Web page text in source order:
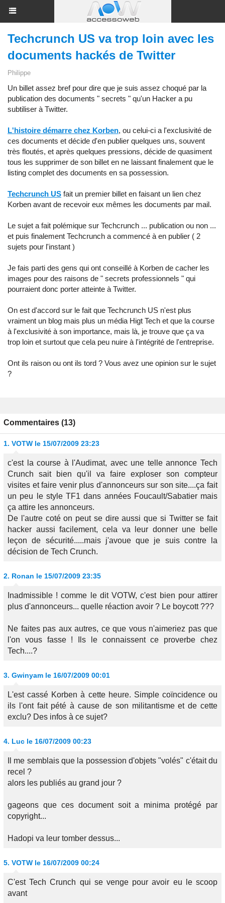
Techcrunch US va trop loin avec les
documents hackés de Twitter
Philippe
Un billet assez bref pour dire que je suis assez choqué par la
publication des documents " secrets " qu'un Hacker a pu
subtiliser à Twitter.
L'histoire démarre chez Korben, ou celui-ci a l'exclusivité de
ces documents et décide d'en publier quelques uns, souvent
très floutés, et après quelques pressions, décide de quasiment
tous les supprimer de son billet en ne laissant finalement que le
listing complet des documents en sa possession.
Techcrunch US fait un premier billet en faisant un lien chez
Korben avant de recevoir eux mêmes les documents par mail.
Le sujet a fait polémique sur Techcrunch ... publication ou non ...
et puis finalement Techcrunch a commencé à en publier ( 2
sujets pour l'instant )
Je fais parti des gens qui ont conseillé à Korben de cacher les
images pour des raisons de " secrets professionnels " qui
pourraient donc porter atteinte à Twitter.
On est d'accord sur le fait que Techcrunch US n'est plus
vraiment un blog mais plus un média Higt Tech et que la course
à l'exclusivité à son importance, mais là, je trouve que ça va
trop loin et surtout que cela peu nuire à l'intégrité de l'entreprise.
Ont ils raison ou ont ils tord ? Vous avez une opinion sur le sujet
?
Commentaires (13)
1. VOTW le 15/07/2009 23:23
c'est la course à l'Audimat, avec une telle annonce Tech
Crunch sait bien qu'il va faire exploser son compteur
visites et faire venir plus d'annonceurs sur son site....ça fait
un peu le style TF1 dans années Foucault/Sabatier mais
ça attire les annonceurs.
De l'autre coté on peut se dire aussi que si Twitter se fait
hacker aussi facilement, cela va leur donner une belle
leçon de sécurité.....mais j'avoue que je suis contre la
décision de Tech Crunch.
2. Ronan le 15/07/2009 23:35
Inadmissible ! comme le dit VOTW, c'est bien pour attirer
plus d'annonceurs... quelle réaction avoir ? Le boycott ???
Ne faites pas aux autres, ce que vous n'aimeriez pas que
l'on vous fasse ! Ils le connaissent ce proverbe chez
Tech....?
3. Gwinyam le 16/07/2009 00:01
L'est cassé Korben à cette heure. Simple coïncidence ou
ils l'ont fait pété à cause de son militantisme et de cette
exclu? Des infos à ce sujet?
4. Luc le 16/07/2009 00:23
Il me semblais que la possession d'objets "volés" c'était du
recel ?
alors les publiés au grand jour ?
gageons que ces document soit a minima protégé par
copyright...
Hadopi va leur tomber dessus...
5. VOTW le 16/07/2009 00:24
C'est Tech Crunch qui se venge pour avoir eu le scoop
avant